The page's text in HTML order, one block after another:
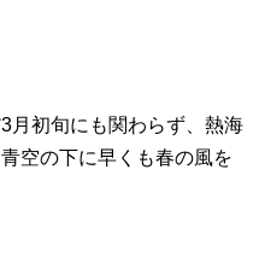
初旬にも関わらず、熱海
空の下に早くも春の風を